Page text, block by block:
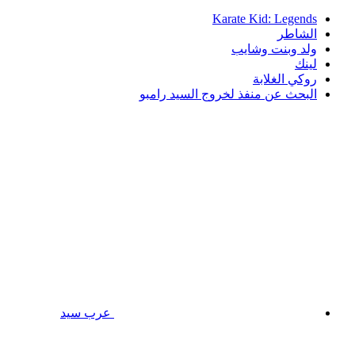
Karate Kid: Legends
الشاطر
ولد وبنت وشايب
لينك
روكي الغلابة
البحث عن منفذ لخروج السيد رامبو
عرب سيد